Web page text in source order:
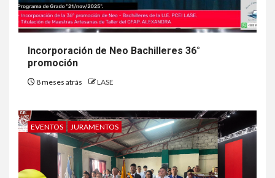
Incorporación de Neo Bachilleres 36°
promoción
8 meses atrás LASE
EVENTOS JURAMENTOS